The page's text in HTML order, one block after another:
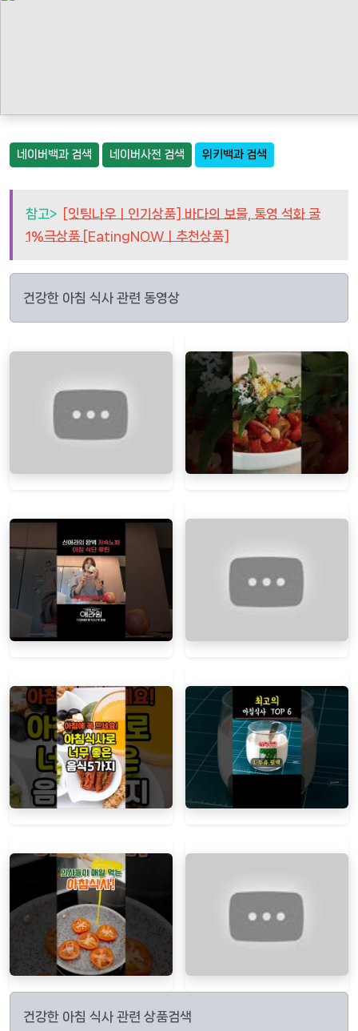
네이버백과 검색 네이버사전 검색 위키백과 검색
참고>
[잇팅나우ㅣ인기상품] 바다의 보물, 통영 석화 굴
1%극상품 [EatingNOWㅣ추천상품]
건강한 아침 식사 관련 동영상
건강한 아침 식사 관련 상품검색